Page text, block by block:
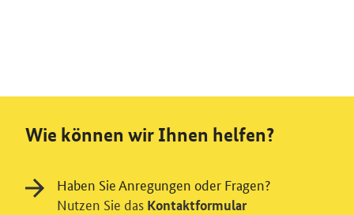
Wie können wir Ihnen helfen?
Haben Sie Anregungen oder Fragen?
Nutzen Sie das Kontaktformular